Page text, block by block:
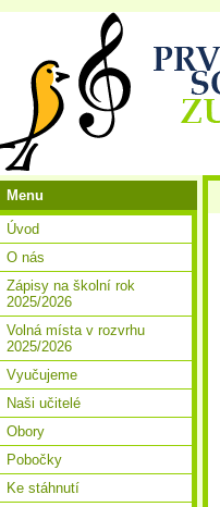
Menu
Úvod
O nás
Zápisy na školní rok
2025/2026
Volná místa v rozvrhu
2025/2026
Vyučujeme
Naši učitelé
Obory
Pobočky
Ke stáhnutí